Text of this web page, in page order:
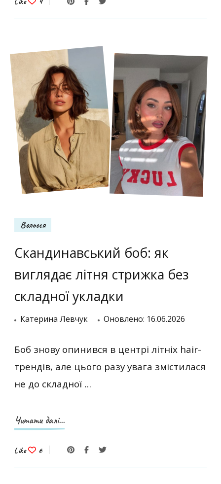
Волосся
Скандинавський боб: як
виглядає літня стрижка без
складної укладки
Катерина Левчук Оновлено: 16.06.2026
Боб знову опинився в центрі літніх hair-
трендів, але цього разу увага змістилася
не до складної …
Читати далі...
Like 6